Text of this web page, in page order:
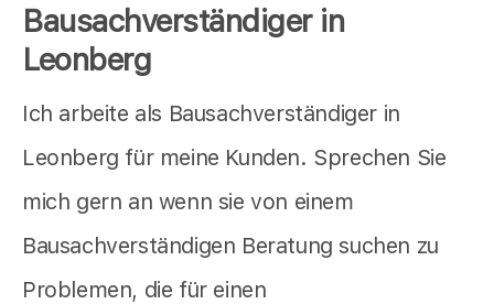
Bausachverständiger in
Leonberg
Ich arbeite als Bausachverständiger in
Leonberg für meine Kunden. Sprechen Sie
mich gern an wenn sie von einem
Bausachverständigen Beratung suchen zu
Problemen, die für einen